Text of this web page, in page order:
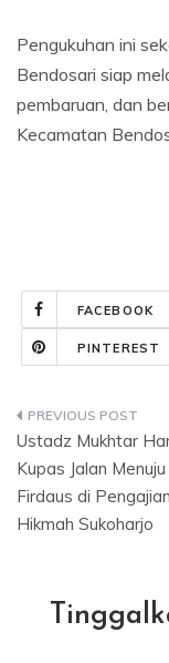
Pengukuhan ini
Bendosari siap
pembaruan, dan
Kecamatan
FACEBOOK
PINTEREST
Navigasi
pos
Ustadz Mukhtar
Kupas Jalan
Firdaus di
Hikmah Sukoharjo